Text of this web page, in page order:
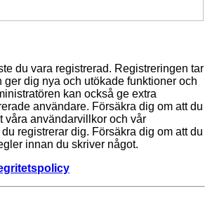
du vara registrerad. Registreringen tar
ger dig nya och utökade funktioner och
kan också ge extra
användare. Försäkra dig om att du
våra användarvillkor och vår
registrerar dig. Försäkra dig om att du
innan du skriver något.